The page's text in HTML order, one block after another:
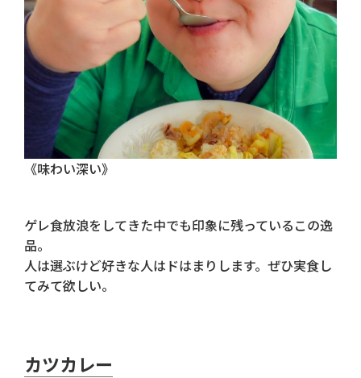
《味わい深い》
ゲレ食放浪をしてきた中でも印象に残っているこの逸
品。
人は選ぶけど好きな人はドはまりします。ぜひ実食し
てみて欲しい。
カツカレー